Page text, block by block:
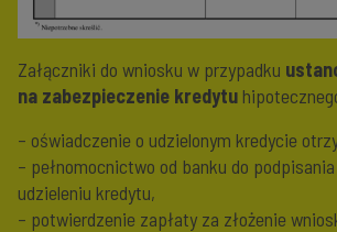
Załączniki do wniosku w przypadku
na zabezpieczenie kredytu
– oświadczenie o udzielonym kredycie
– pełnomocnictwo od banku do
udzieleniu kredytu,
– potwierdzenie zapłaty za złożenie